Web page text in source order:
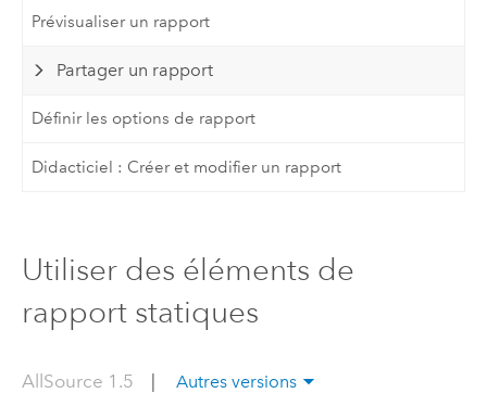
Prévisualiser un rapport
Partager un rapport
Définir les options de rapport
Didacticiel : Créer et modifier un rapport
Utiliser des éléments de
rapport statiques
AllSource 1.5 | Autres versions